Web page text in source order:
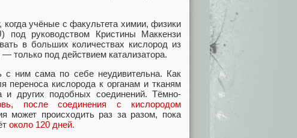
когда учёные с факультета химии, физики
под руководством Кристины Маккензи
в больших количествах кислород из
только под действием катализатора.
с ним сама по себе неудивительна. Как
переноса кислорода к органам и тканям
и других подобных соединений. Тёмно-
после соединения с кислородом
может происходить раз за разом, пока
около 120 дней.